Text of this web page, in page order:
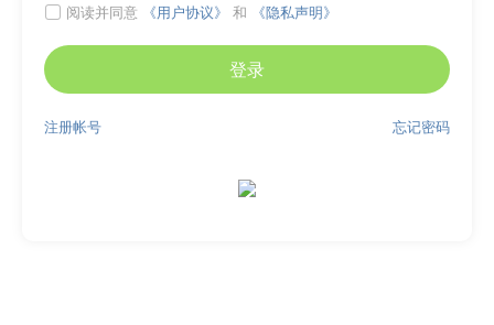
 阅读并同意 《用户协议》 和 《隐私声明》
登录
忘记密码
注册帐号